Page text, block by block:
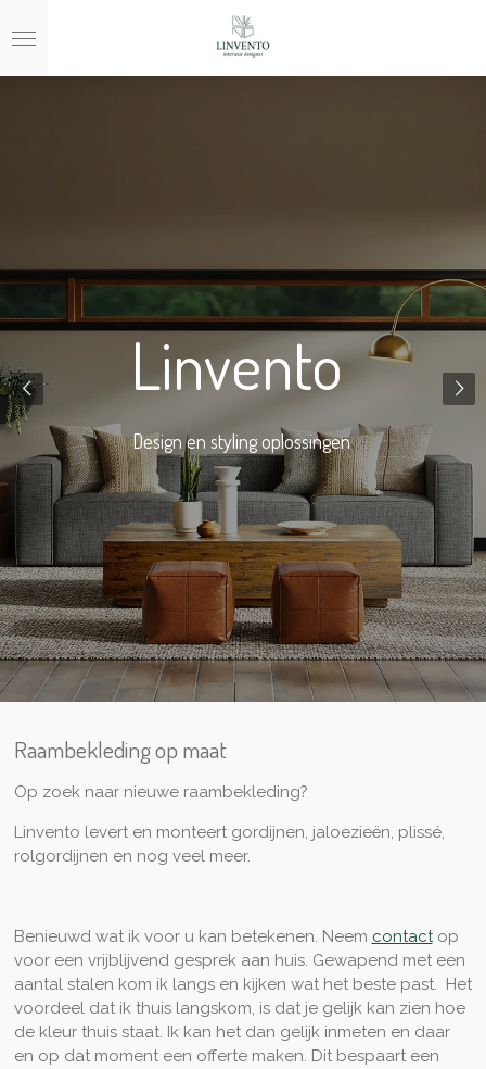
direct
Linvento
Design en styling oplossingen
Raambekleding op maat
Op zoek naar nieuwe raambekleding?
Linvento levert en monteert gordijnen, jaloezieën, plissé,
rolgordijnen en nog veel meer.
Benieuwd wat ik voor u kan betekenen. Neem contactop
voor een vrijblijvend gesprek aan huis. Gewapend met een
aantal stalen kom ik langs en kijken wat het beste past. Het
voordeel dat ik thuis langskom, is dat je gelijk kan zien hoe
de kleur thuis staat. Ik kan het dan gelijk inmeten en daar
en op dat moment een offerte maken. Dit bespaart een